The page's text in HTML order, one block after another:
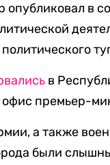
опубликовал в
в
офис премьер-
а также
были